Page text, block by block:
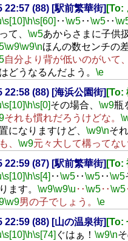
22:57 (88) [駅前繁華街] [To:
\s[10]\h\s[60] ‥\w5‥\w5‥
て、 \w5あからさまに子供
\w9\w9\nほんの数センチの
自分より背が低いのがいて、
どうなるんだよう。 \e
22:58 (88) [海浜公園街] [To:
\s[10]\h\s[0]その場合、 \w9瓶
それも慣れだろうけどな。
になりますけど、 \w9\nそ
、 \w9元々大して構ってな
22:59 (87) [駅前繁華街] [To:
\s[10]\h\s[4] ‥\w5‥\w5‥\w5
ます。 \w9\w9\u ‥\w5‥\w5
\w9男の子でしょう。 \e
22:59 (88) [山の温泉街] [To:
\s[10]\h\s[74] ぐはぁ！ \w9\n